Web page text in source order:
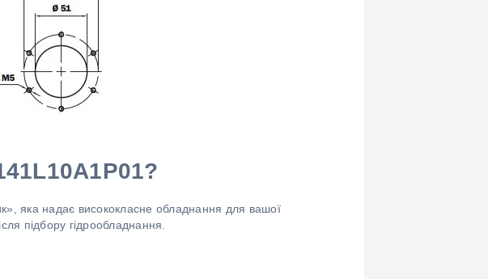
яка надає висококласне обладнання для вашої
підбору гідрообладнання.